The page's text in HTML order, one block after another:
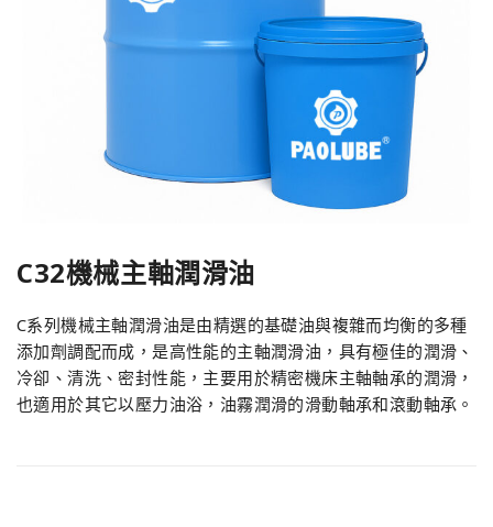
C32機械主軸潤滑油
C系列機械主軸潤滑油是由精選的基礎油與複雜而均衡的多種
添加劑調配而成，是高性能的主軸潤滑油，具有極佳的潤滑、
冷卻、清洗、密封性能，主要用於精密機床主軸軸承的潤滑，
也適用於其它以壓力油浴，油霧潤滑的滑動軸承和滾動軸承。